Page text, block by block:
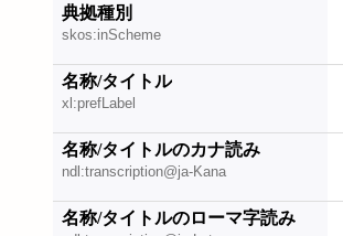
典拠種別
skos:inScheme
名称/タイトル
xl:prefLabel
名称/タイトルのカナ読み
ndl:transcription@ja-Kana
名称/タイトルのローマ字読み